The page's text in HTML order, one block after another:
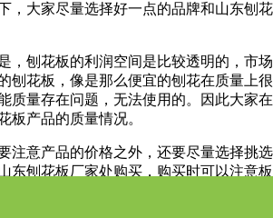
，大家尽量选择好一点的品牌和山东刨花
，刨花板的利润空间是比较透明的，市场
刨花板，像是那么便宜的刨花在质量上很
质量存在问题，无法使用的。因此大家在
板产品的质量情况。
注意产品的价格之外，还要尽量选择挑选
东刨花板厂家处购买，购买时可以注意板
板材经销商提供相应的检测报告。